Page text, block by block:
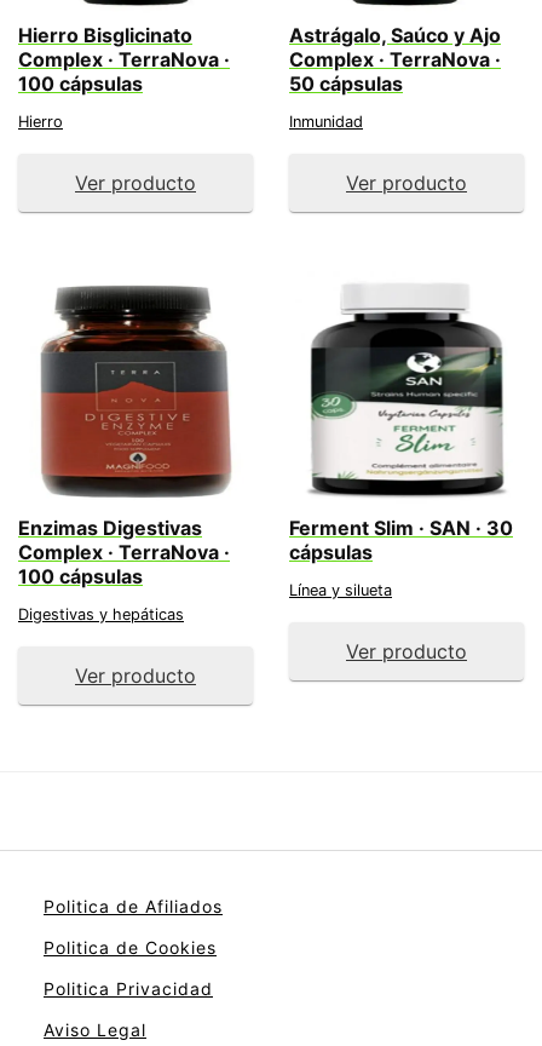
Hierro Bisglicinato
Complex · TerraNova ·
100 cápsulas
Hierro
Ver producto
Astrágalo, Saúco y Ajo
Complex · TerraNova ·
50 cápsulas
Inmunidad
Ver producto
Enzimas Digestivas
Complex · TerraNova ·
100 cápsulas
Digestivas y hepáticas
Ver producto
Ferment Slim · SAN · 30
cápsulas
Línea y silueta
Ver producto
Politica de Afiliados
Politica de Cookies
Politica Privacidad
Aviso Legal